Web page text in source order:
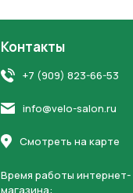
Контакты
+7 (909) 823-66-53
info@velo-salon.ru
Смотреть на карте
Время работы интернет-
магазина: